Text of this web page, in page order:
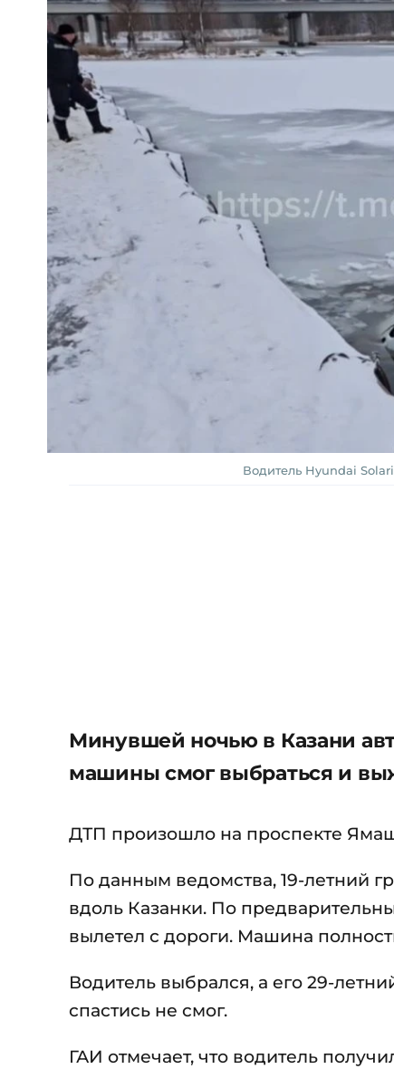
Водитель Hyundai
Минувшей ночью в Казани
машины смог выбраться и
ДТП произошло на проспекте
По данным ведомства, 19-летний
вдоль Казанки. По
вылетел с дороги. Машина
Водитель выбрался, а его 29-
спастись не смог.
ГАИ отмечает, что водитель